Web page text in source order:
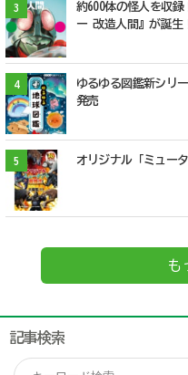
3
約600体の怪人を収
ー 改造人間』が誕生
4
ゆるゆる図鑑新シリ
発売
5 オリジナル「ミュー
も
記事検索